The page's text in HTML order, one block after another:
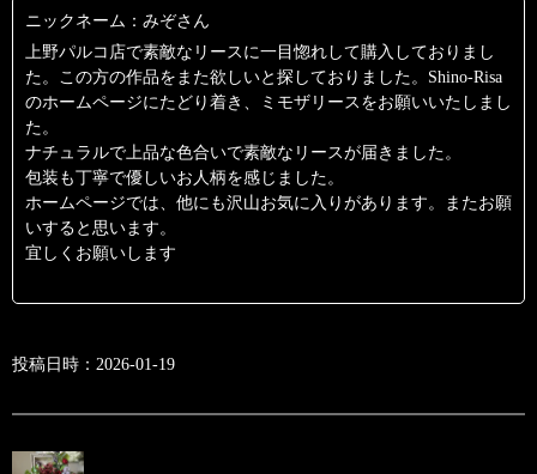
ニックネーム：みぞさん
上野パルコ店で素敵なリースに一目惚れして購入しておりまし
た。この方の作品をまた欲しいと探しておりました。Shino-Risa
のホームページにたどり着き、ミモザリースをお願いいたしまし
た。
ナチュラルで上品な色合いで素敵なリースが届きました。
包装も丁寧で優しいお人柄を感じました。
ホームページでは、他にも沢山お気に入りがあります。またお願
いすると思います。
宜しくお願いします
投稿日時：2026-01-19